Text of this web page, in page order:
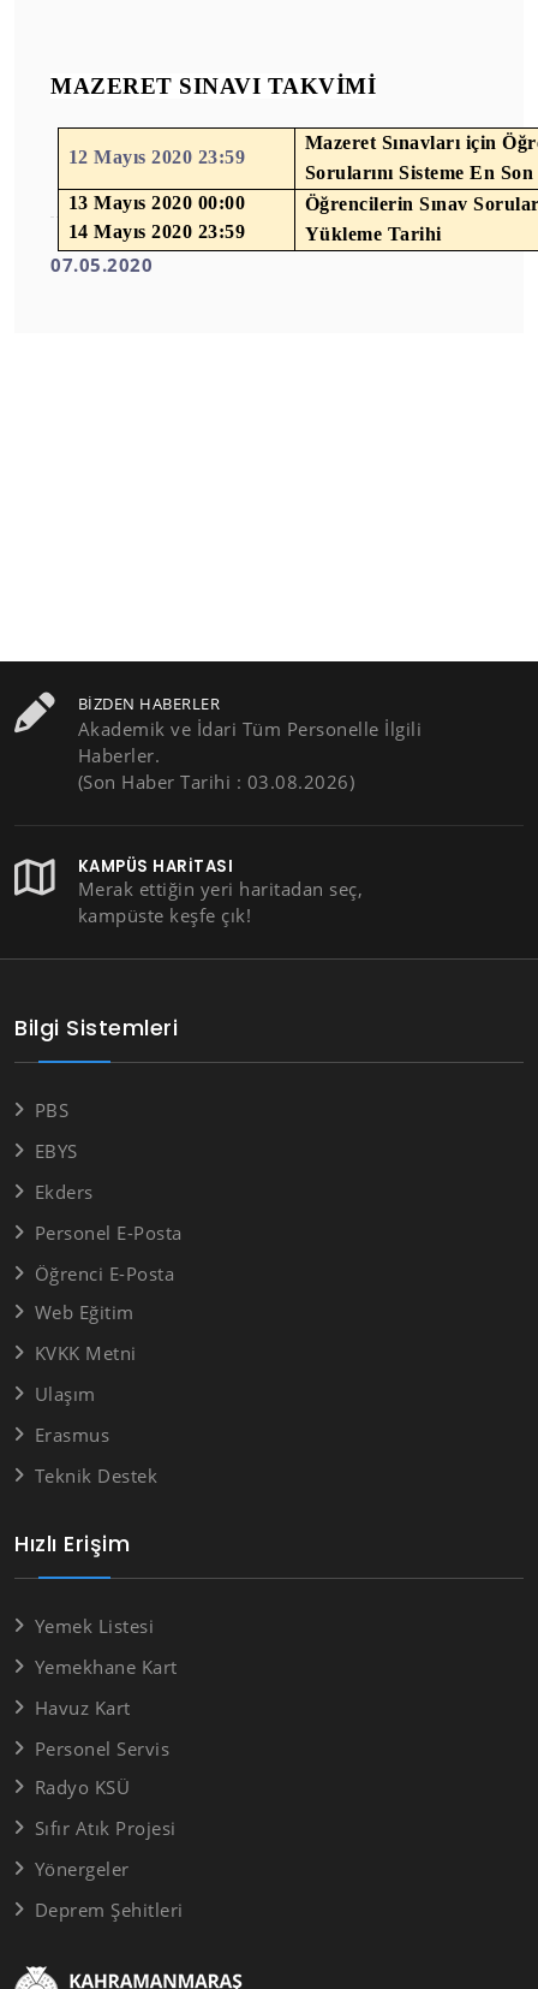
MAZERET SINAVI TAKVİMİ
12 Mayıs 2020 23:59
Mazeret Sınavları için
Sorularını Sisteme En
13 Mayıs 2020 00:00
14 Mayıs 2020 23:59
Öğrencilerin Sınav
Yükleme Tarihi
07.05.2020
BIZDEN HABERLER
Akademik ve İdari Tüm Personelle İlgili
Haberler.
(Son Haber Tarihi : 03.08.2026)
KAMPÜS HARITASI
Merak ettiğin yeri haritadan seç,
kampüste keşfe çık!
Hızlı Erişim
Yemek Listesi
Yemekhane Kart
Havuz Kart
Personel Servis
Radyo KSÜ
Sıfır Atık Projesi
Yönergeler
Deprem Şehitleri
Bilgi Sistemleri
PBS
EBYS
Ekders
Personel E-Posta
Öğrenci E-Posta
Web Eğitim
KVKK Metni
Ulaşım
Erasmus
Teknik Destek